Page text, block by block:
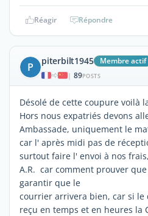
Réagir Répondre
P piterbilt1945 Membre actif
| 89POSTS
Désolé de cette coupure voilà
Hors nous expatriés devons
Ambassade, uniquement le
car l' après midi pas de
surtout faire l' envoi à nos
A.R. car comment prouver
garantir que le
courrier arrivera bien, car si
reçu en temps et en heures la